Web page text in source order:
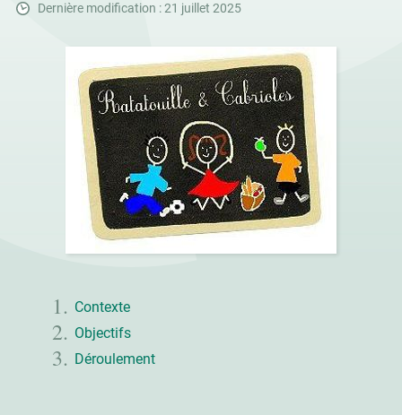
Dernière modification : 21 juillet 2025
Contexte
Objectifs
Déroulement